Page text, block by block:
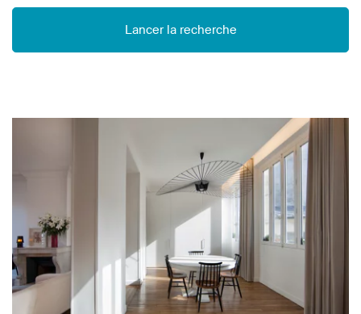
Lancer la recherche